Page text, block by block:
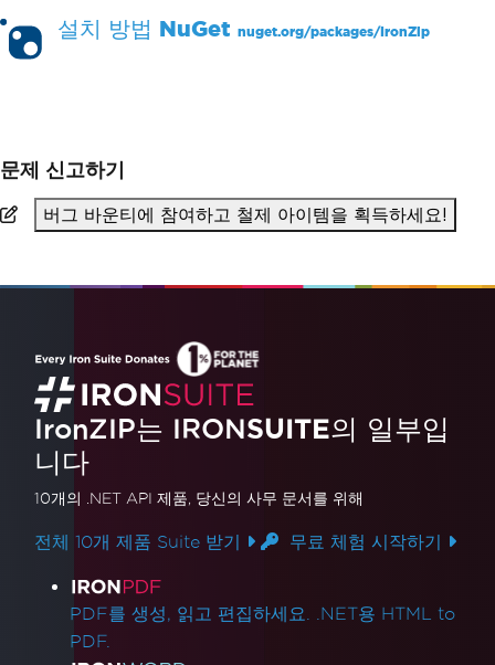
설치 방법 NuGet nuget.org/packages/IronZip
문제 신고하기
버그 바운티에 참여하고 철제 아이템을 획득하세요!
IronZIP는 IRONSUITE의 일부입
니다
10개의 .NET API 제품, 당신의 사무 문서를 위해
전체 10개 제품 Suite 받기 무료 체험 시작하기
제품 링크
PDF를 생성, 읽고 편집하세요. .NET용 HTML to
PDF.